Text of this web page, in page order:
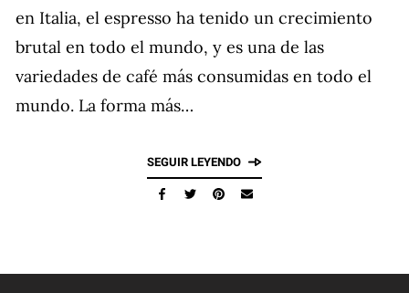
en Italia, el espresso ha tenido un crecimiento
brutal en todo el mundo, y es una de las
variedades de café más consumidas en todo el
mundo. La forma más…
SEGUIR LEYENDO